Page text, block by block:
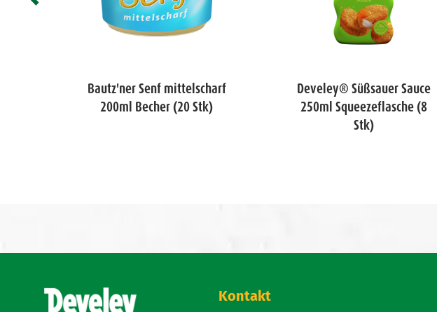
Bautz'ner Senf mittelscharf
200ml Becher (20 Stk)
Develey® Süßsauer Sauce
250ml Squeezeflasche (8
Stk)
Kontakt